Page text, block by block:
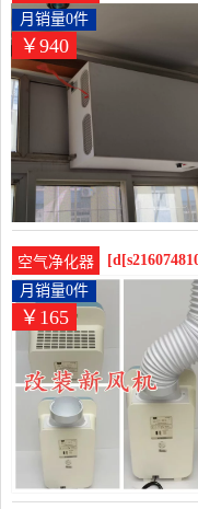
新风机家用
￥940
月销量0件
空气净化器
挡板 室内
￥165
月销量0件